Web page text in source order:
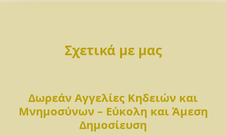
Σχετικά με μας
Δωρεάν Αγγελίες Κηδειών και
Μνημοσύνων – Εύκολη και Άμεση
Δημοσίευση